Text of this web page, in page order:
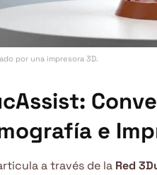
por una impresora 3D.
e
a través de la Red